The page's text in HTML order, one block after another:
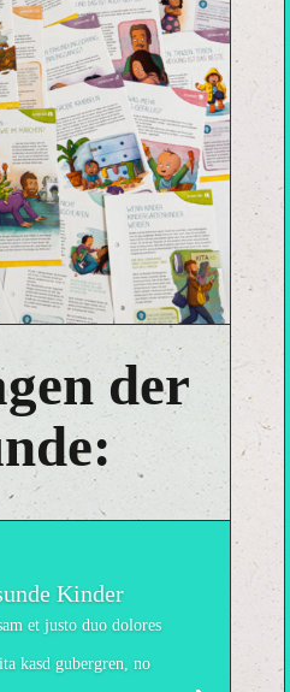
der
Kinder
et justo duo dolores
kasd gubergren, no